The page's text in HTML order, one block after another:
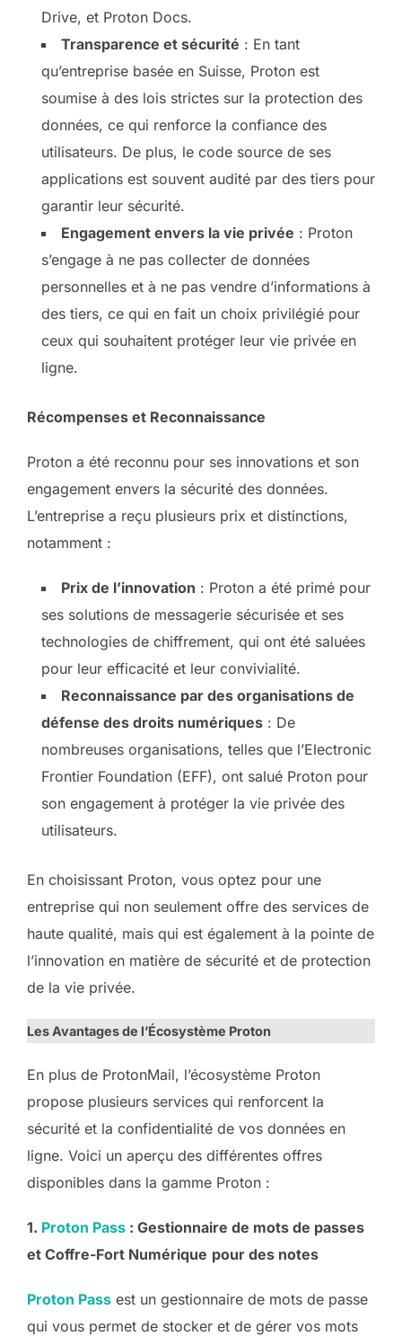
Drive, et Proton Docs.
Transparence et sécurité : En tant
qu’entreprise basée en Suisse, Proton est
soumise à des lois strictes sur la protection des
données, ce qui renforce la confiance des
utilisateurs. De plus, le code source de ses
applications est souvent audité par des tiers pour
garantir leur sécurité.
Engagement envers la vie privée : Proton
s’engage à ne pas collecter de données
personnelles et à ne pas vendre d’informations à
des tiers, ce qui en fait un choix privilégié pour
ceux qui souhaitent protéger leur vie privée en
ligne.
Récompenses et Reconnaissance
Proton a été reconnu pour ses innovations et son
engagement envers la sécurité des données.
L’entreprise a reçu plusieurs prix et distinctions,
notamment :
Prix de l’innovation : Proton a été primé pour
ses solutions de messagerie sécurisée et ses
technologies de chiffrement, qui ont été saluées
pour leur efficacité et leur convivialité.
Reconnaissance par des organisations de
défense des droits numériques : De
nombreuses organisations, telles que l’Electronic
Frontier Foundation (EFF), ont salué Proton pour
son engagement à protéger la vie privée des
utilisateurs.
En choisissant Proton, vous optez pour une
entreprise qui non seulement offre des services de
haute qualité, mais qui est également à la pointe de
l’innovation en matière de sécurité et de protection
de la vie privée.
Les Avantages de l’Écosystème Proton
En plus de ProtonMail, l’écosystème Proton
propose plusieurs services qui renforcent la
sécurité et la confidentialité de vos données en
ligne. Voici un aperçu des différentes offres
disponibles dans la gamme Proton :
1. Proton Pass : Gestionnaire de mots de passes
et Coffre-Fort Numérique pour des notes
Proton Pass est un gestionnaire de mots de passe
qui vous permet de stocker et de gérer vos mots